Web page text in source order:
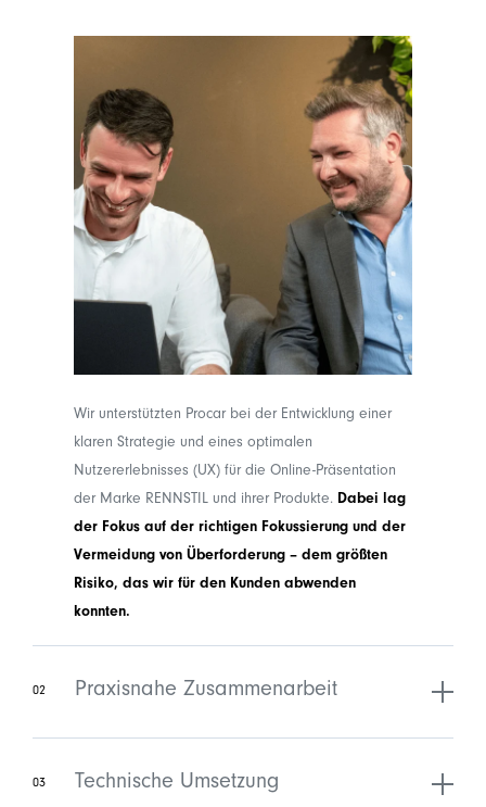
Wir unterstützten Procar bei der Entwicklung einer
klaren Strategie und eines optimalen
Nutzererlebnisses (UX) für die Online-Präsentation
der Marke RENNSTIL und ihrer Produkte. Dabei lag
der Fokus auf der richtigen Fokussierung und der
Vermeidung von Überforderung – dem größten
Risiko, das wir für den Kunden abwenden
konnten.
02 Praxisnahe Zusammenarbeit
03 Technische Umsetzung